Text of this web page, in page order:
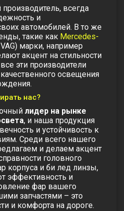
производитель, всегда
и
автомобилей. В то же
такие как Mercedes-
марки, например
акцент на стильности
эти производители
освещения
нас?
лидер на рынке
, и наша продукция
и устойчивость к
Среди всего нашего
и делаем акцент
головного
корпуса и би лед линзы,
эффективность и
фар вашего
запчастями – это
и комфорта на дороге.